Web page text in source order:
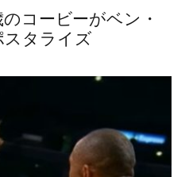
のコービーがベン・
スタライズ